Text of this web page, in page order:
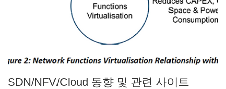
SDN/NFV/Cloud 동향 및 관련 사이트